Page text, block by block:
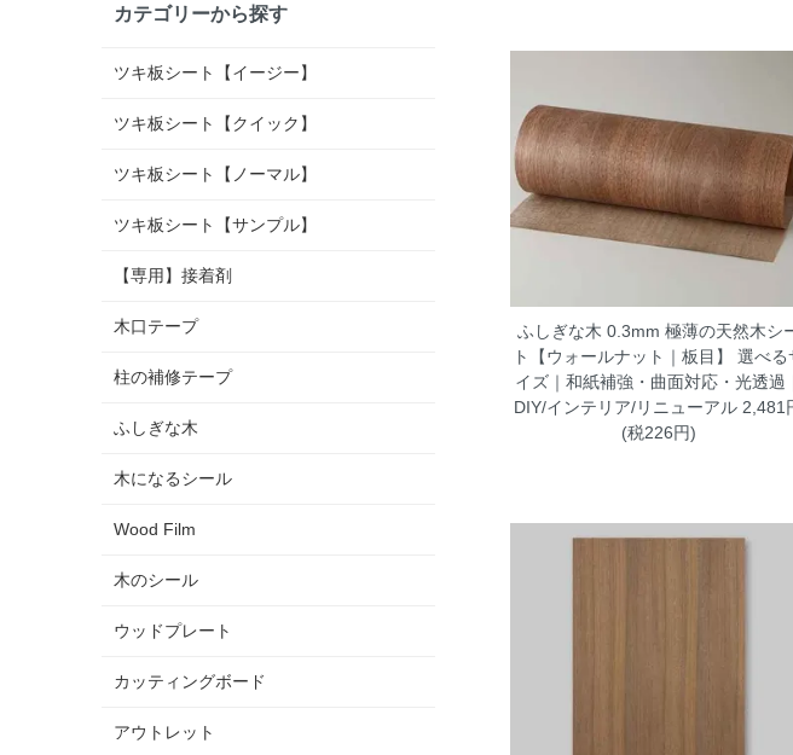
ふしぎな木 0.3mm 極薄の天然木シ
ト【ウォールナット｜板目】 選べる
イズ｜和紙補強・曲面対応・光透過
DIY/インテリア/リニューアル 2,481
(税226円)
カテゴリーから探す
ツキ板シート【イージー】
ツキ板シート【クイック】
ツキ板シート【ノーマル】
ツキ板シート【サンプル】
【専用】接着剤
木口テープ
柱の補修テープ
ふしぎな木
木になるシール
Wood Film
木のシール
ウッドプレート
カッティングボード
アウトレット